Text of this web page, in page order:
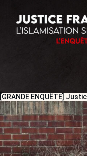
[GRANDE ENQUÊTE]